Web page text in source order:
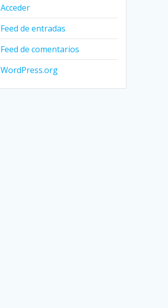
Acceder
Feed de entradas
Feed de comentarios
WordPress.org